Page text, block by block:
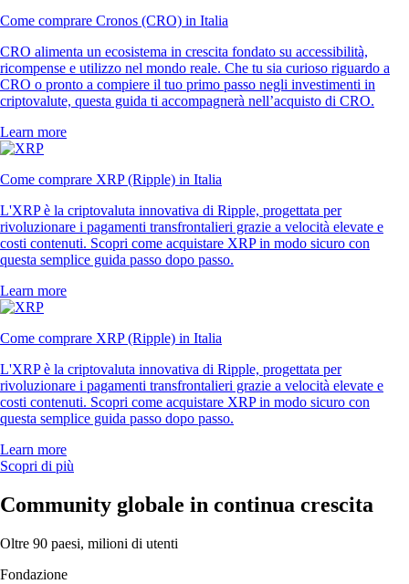
Come comprare Cronos (CRO) in Italia
CRO alimenta un ecosistema in crescita fondato su accessibilità,
ricompense e utilizzo nel mondo reale. Che tu sia curioso riguardo a
CRO o pronto a compiere il tuo primo passo negli investimenti in
criptovalute, questa guida ti accompagnerà nell’acquisto di CRO.
Learn more
Come comprare XRP (Ripple) in Italia
L'XRP è la criptovaluta innovativa di Ripple, progettata per
rivoluzionare i pagamenti transfrontalieri grazie a velocità elevate e
costi contenuti. Scopri come acquistare XRP in modo sicuro con
questa semplice guida passo dopo passo.
Learn more
Come comprare XRP (Ripple) in Italia
L'XRP è la criptovaluta innovativa di Ripple, progettata per
rivoluzionare i pagamenti transfrontalieri grazie a velocità elevate e
costi contenuti. Scopri come acquistare XRP in modo sicuro con
questa semplice guida passo dopo passo.
Learn more
Scopri di più
Community globale in continua crescita
Oltre 90 paesi, milioni di utenti
Fondazione